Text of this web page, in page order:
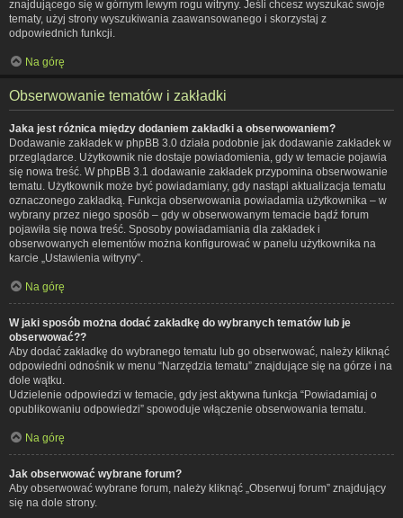
znajdującego się w górnym lewym rogu witryny. Jeśli chcesz wyszukać swoje
tematy, użyj strony wyszukiwania zaawansowanego i skorzystaj z
odpowiednich funkcji.
Na górę
Obserwowanie tematów i zakładki
Jaka jest różnica między dodaniem zakładki a obserwowaniem?
Dodawanie zakładek w phpBB 3.0 działa podobnie jak dodawanie zakładek w
przeglądarce. Użytkownik nie dostaje powiadomienia, gdy w temacie pojawia
się nowa treść. W phpBB 3.1 dodawanie zakładek przypomina obserwowanie
tematu. Użytkownik może być powiadamiany, gdy nastąpi aktualizacja tematu
oznaczonego zakładką. Funkcja obserwowania powiadamia użytkownika – w
wybrany przez niego sposób – gdy w obserwowanym temacie bądź forum
pojawiła się nowa treść. Sposoby powiadamiania dla zakładek i
obserwowanych elementów można konfigurować w panelu użytkownika na
karcie „Ustawienia witryny”.
Na górę
W jaki sposób można dodać zakładkę do wybranych tematów lub je
obserwować??
Aby dodać zakładkę do wybranego tematu lub go obserwować, należy kliknąć
odpowiedni odnośnik w menu “Narzędzia tematu” znajdujące się na górze i na
dole wątku.
Udzielenie odpowiedzi w temacie, gdy jest aktywna funkcja “Powiadamiaj o
opublikowaniu odpowiedzi” spowoduje włączenie obserwowania tematu.
Na górę
Jak obserwować wybrane forum?
Aby obserwować wybrane forum, należy kliknąć „Obserwuj forum” znajdujący
się na dole strony.